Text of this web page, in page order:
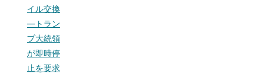
イル交換
—トラン
プ大統領
が即時停
止を要求